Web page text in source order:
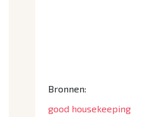
Bronnen:
good housekeeping